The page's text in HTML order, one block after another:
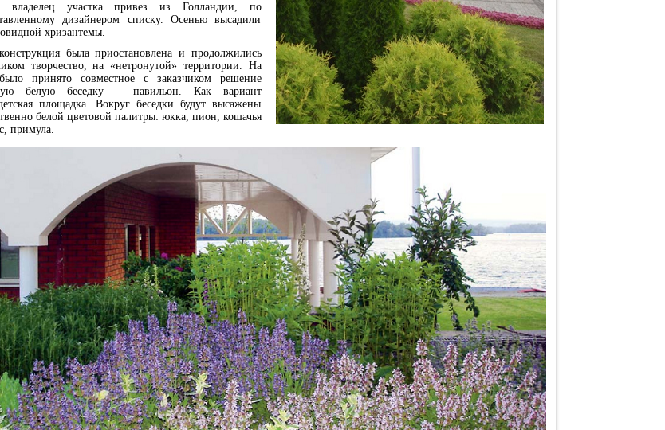
владелец участка привез из Голландии, по
дизайнером списку. Осенью высадили
хризантемы.
была приостановлена и продолжились
творчество, на «нетронутой» территории. На
принято совместное с заказчиком решение
белую беседку – павильон. Как вариант
площадка. Вокруг беседки будут высажены
белой цветовой палитры: юкка, пион, кошачья
примула.